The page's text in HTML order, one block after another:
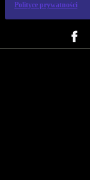
Polityce prywatności